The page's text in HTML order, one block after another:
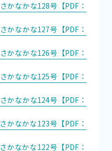
さかなかな128号【PDF：
さかなかな127号【PDF：
さかなかな126号【PDF：
さかなかな125号【PDF：
さかなかな124号【PDF：
さかなかな123号【PDF：
さかなかな122号【PDF：